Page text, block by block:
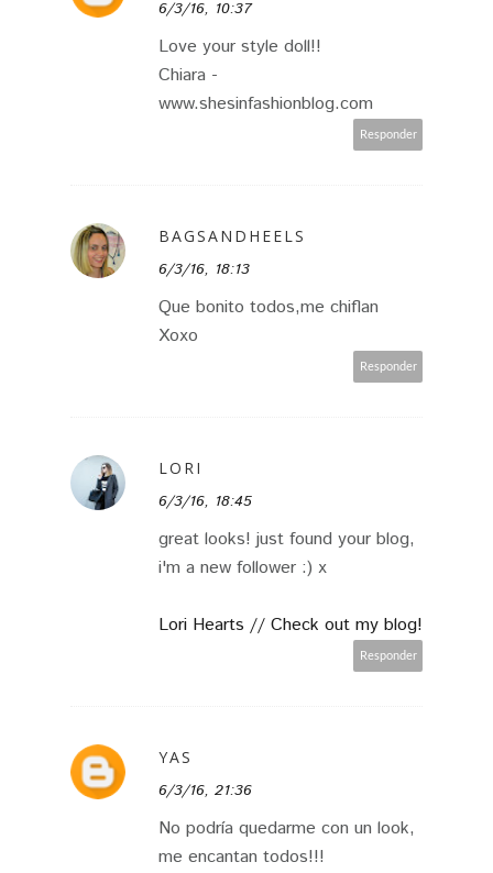
6/3/16, 10:37
Love your style doll!!
Chiara -
www.shesinfashionblog.com
Responder
BAGSANDHEELS
6/3/16, 18:13
Que bonito todos,me chiflan
Xoxo
Responder
LORI
6/3/16, 18:45
great looks! just found your blog,
i'm a new follower :) x
Lori Hearts // Check out my blog!
Responder
YAS
6/3/16, 21:36
No podría quedarme con un look,
me encantan todos!!!